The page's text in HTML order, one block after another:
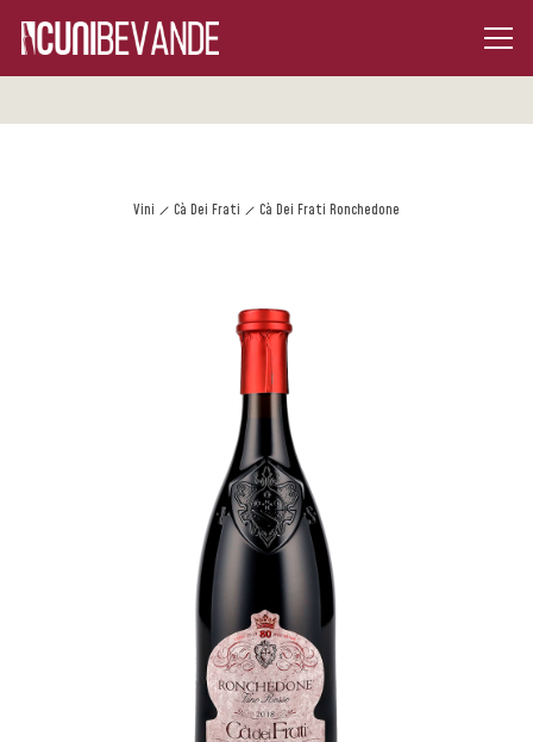
Vini Cà Dei Frati Cà Dei Frati Ronchedone